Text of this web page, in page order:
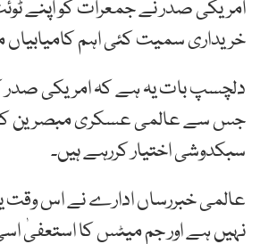
امریکی صدر نے جمعرات کو اپنے
خریداری سمیت کئی اہم کامیابیاں
دلچسپ بات یہ ہے کہ امریکی صدر
جس سے عالمی عسکری مبصرین کو یہ
سبکدوشی اختیار کررہے ہیں۔
عالمی خبررساں ادارے نے اس وقت
نہیں ہے اور جم میٹس کا استعفیٰ